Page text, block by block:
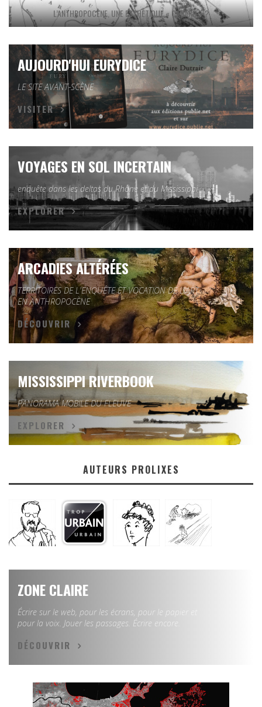
L’ANTHROPOCÈNE, UNE ESTHÉTIQUE « CANARD » ?
AUJOURD'HUI EURYDICE
LE SITE AVANT-SCÈNE
VISITER
VOYAGES EN SOL INCERTAIN
enquête dans les deltas du Rhône et du Mississippi
EXPLORER
ARCADIES ALTÉRÉES
TERRITOIRES DE L'ENQUÊTE ET VOCATION DE L'ART
EN ANTHROPOCÈNE
DÉCOUVRIR
MISSISSIPPI RIVERBOOK
PANORAMA MOBILE DU FLEUVE
EXPLORER
AUTEURS PROLIXES
ZONE CLAIRE
Écrire sur le web, pour les écrans, pour le papier et
pour la voix. Jouer les passages. Écrire encore.
DÉCOUVRIR